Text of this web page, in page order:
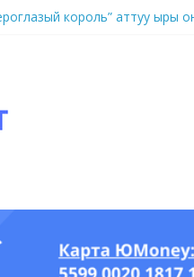
король” аттуу ыры